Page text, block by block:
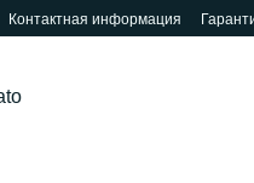
Контактная информация